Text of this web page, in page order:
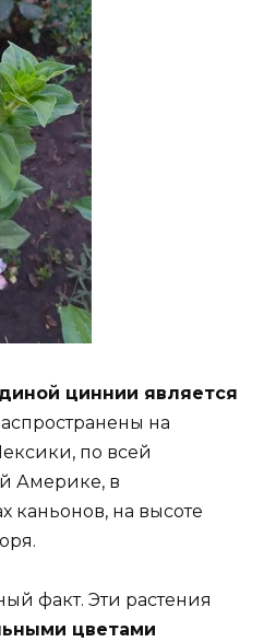
циннии является
на
по всей
Америке, в
каньонов, на высоте
факт. Эти растения
цветами